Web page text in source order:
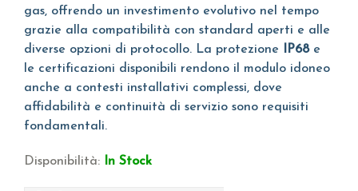
gas, offrendo un investimento evolutivo nel tempo
grazie alla compatibilità con standard aperti e alle
diverse opzioni di protocollo. La protezione IP68 e
le certificazioni disponibili rendono il modulo idoneo
anche a contesti installativi complessi, dove
affidabilità e continuità di servizio sono requisiti
fondamentali.
Disponibilità: In Stock